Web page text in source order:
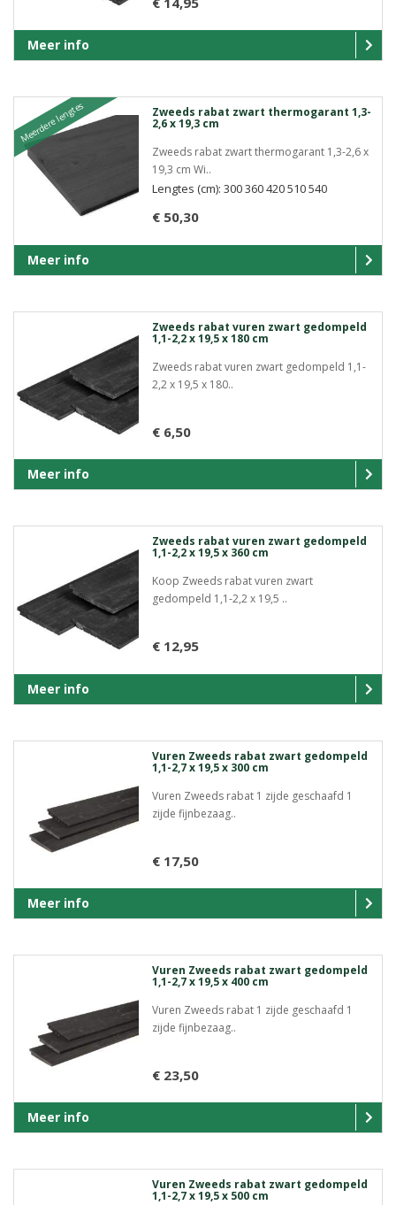
Meer info
Meerdere lengtes Zweeds rabat zwart thermogarant 1,3-
2,6 x 19,3 cm
Zweeds rabat zwart thermogarant 1,3-2,6 x
19,3 cm Wi..
€ 50,30
Lengtes (cm): 300 360 420 510 540
Meer info
Zweeds rabat vuren zwart gedompeld
1,1-2,2 x 19,5 x 180 cm
Zweeds rabat vuren zwart gedompeld 1,1-
2,2 x 19,5 x 180..
€ 6,50
Meer info
Zweeds rabat vuren zwart gedompeld
1,1-2,2 x 19,5 x 360 cm
Koop Zweeds rabat vuren zwart
gedompeld 1,1-2,2 x 19,5 ..
€ 12,95
Meer info
Vuren Zweeds rabat zwart gedompeld
1,1-2,7 x 19,5 x 300 cm
Vuren Zweeds rabat 1 zijde geschaafd 1
zijde fijnbezaag..
€ 17,50
Meer info
Vuren Zweeds rabat zwart gedompeld
1,1-2,7 x 19,5 x 400 cm
Vuren Zweeds rabat 1 zijde geschaafd 1
zijde fijnbezaag..
€ 23,50
Meer info
Vuren Zweeds rabat zwart gedompeld
1,1-2,7 x 19,5 x 500 cm